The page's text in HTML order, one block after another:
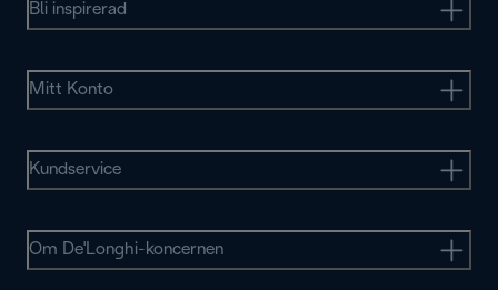
Bli inspirerad
Mitt Konto
Kundservice
Om De'Longhi-koncernen